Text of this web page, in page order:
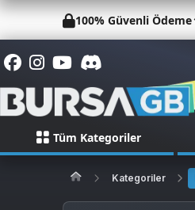
100% Güvenli Ödeme
Tüm Kategoriler
Kategoriler